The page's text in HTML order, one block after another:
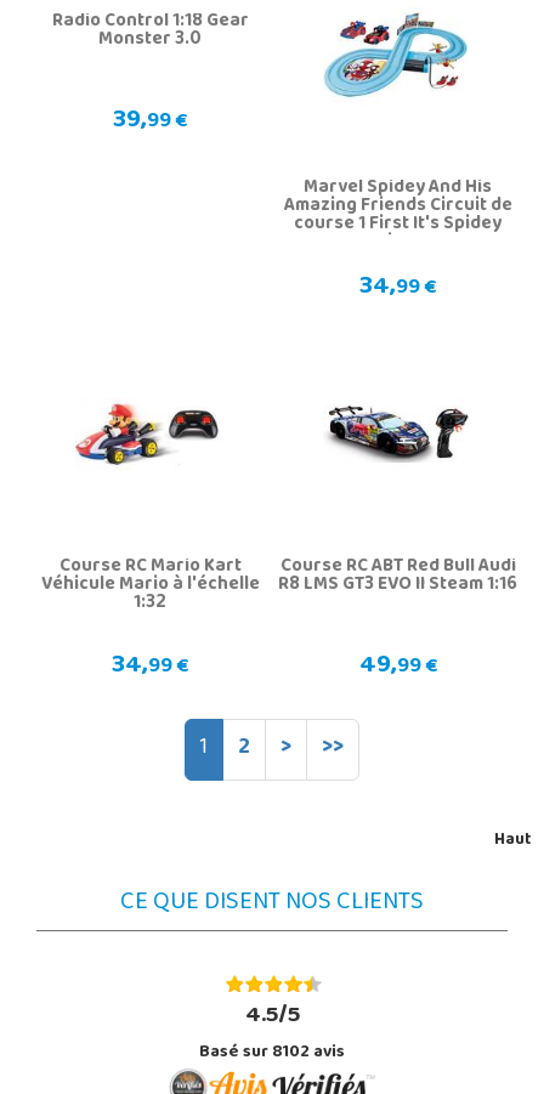
Radio Control 1:18 Gear
Monster 3.0
39,99 €
Marvel Spidey And His
Amazing Friends Circuit de
course 1 First It's Spidey
Time
34,99 €
Course RC Mario Kart
Véhicule Mario à l'échelle
1:32
34,99 €
Course RC ABT Red Bull Audi
R8 LMS GT3 EVO II Steam 1:16
49,99 €
1 2 > >>
Haut
CE QUE DISENT NOS CLIENTS
4.5/5
Basé sur 8102 avis